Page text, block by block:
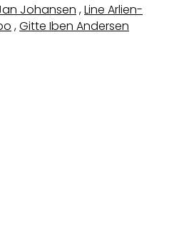
Johansen ,Line Arlien-
,Gitte Iben Andersen